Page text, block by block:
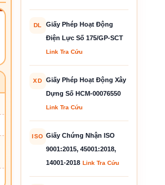
DL
Giấy Phép Hoạt Động
Điện Lực Số 175/GP-SCT
Link Tra Cứu
XD
Giấy Phép Hoạt Động Xây
Dựng Số HCM-00076550
Link Tra Cứu
ISO Giấy Chứng Nhận ISO
9001:2015, 45001:2018,
14001-2018 Link Tra Cứu